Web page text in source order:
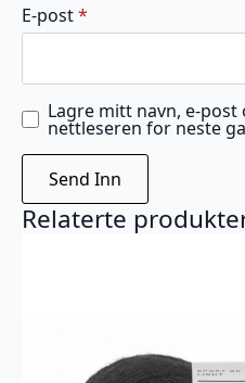
E-post*
Lagre mitt navn, e-
nettleseren for neste
Relaterte